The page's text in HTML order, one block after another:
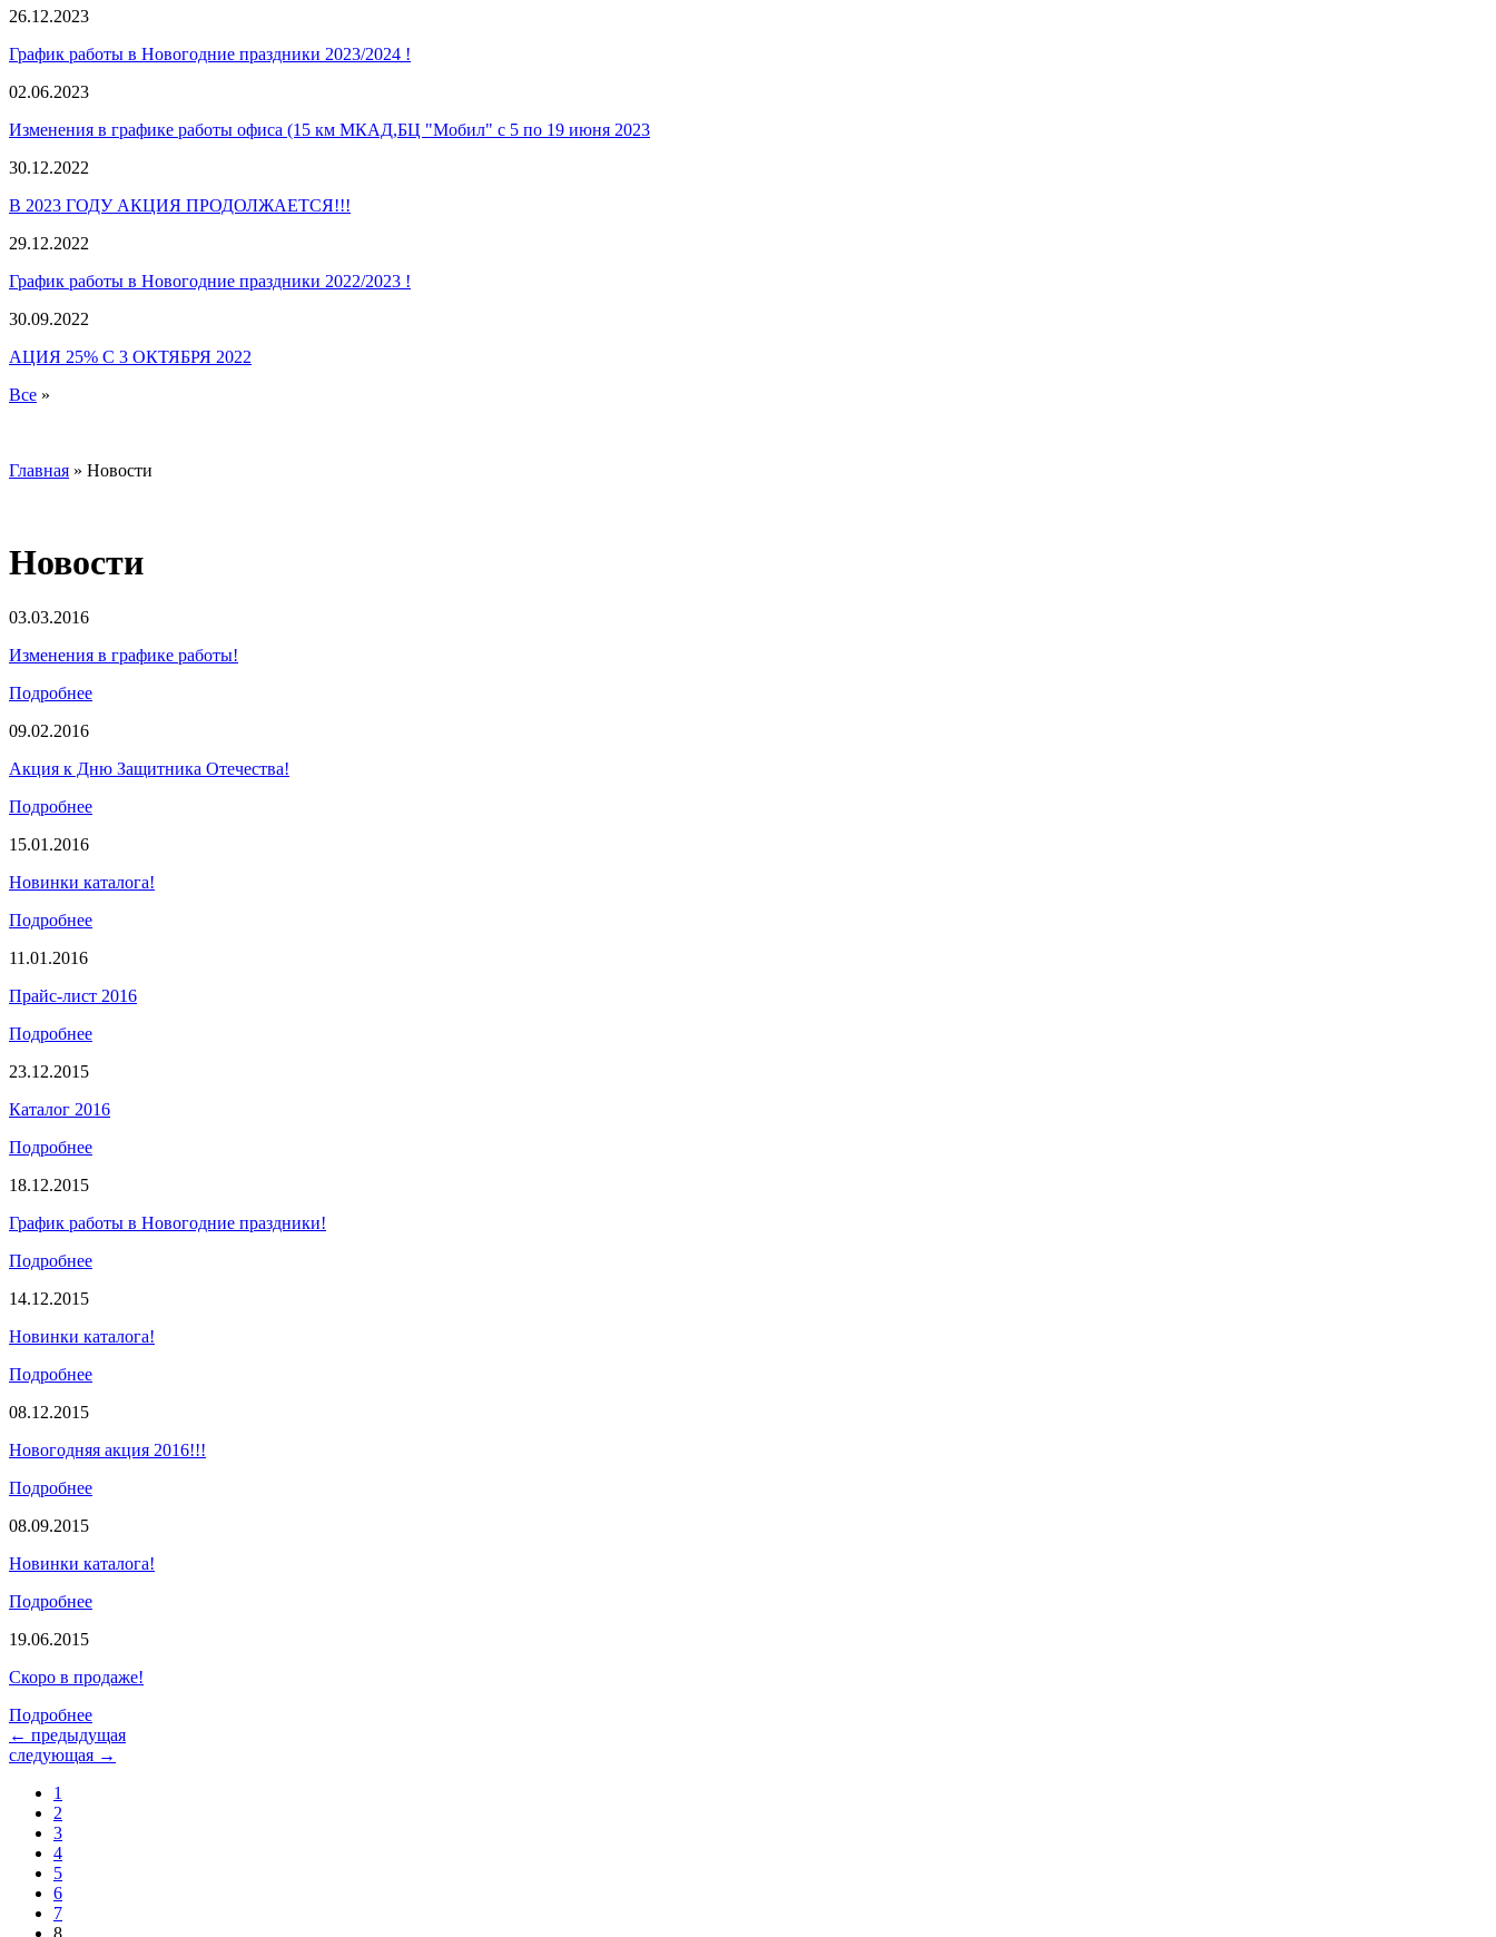
26.12.2023
График работы в Новогодние праздники 2023/2024 !
02.06.2023
Изменения в графике работы офиса (15 км МКАД,БЦ "Мобил" с 5 по 19 июня 2023
30.12.2022
В 2023 ГОДУ АКЦИЯ ПРОДОЛЖАЕТСЯ!!!
29.12.2022
График работы в Новогодние праздники 2022/2023 !
30.09.2022
АЦИЯ 25% С 3 ОКТЯБРЯ 2022
Все »
Главная » Новости
Новости
03.03.2016
Изменения в графике работы!
Подробнее
09.02.2016
Акция к Дню Защитника Отечества!
Подробнее
15.01.2016
Новинки каталога!
Подробнее
11.01.2016
Прайс-лист 2016
Подробнее
23.12.2015
Каталог 2016
Подробнее
18.12.2015
График работы в Новогодние праздники!
Подробнее
14.12.2015
Новинки каталога!
Подробнее
08.12.2015
Новогодняя акция 2016!!!
Подробнее
08.09.2015
Новинки каталога!
Подробнее
19.06.2015
Скоро в продаже!
Подробнее
← предыдущая
следующая →
1
2
3
4
5
6
7
8